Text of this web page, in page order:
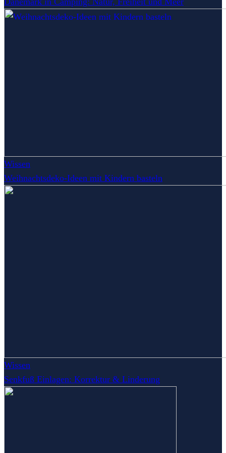
Wissen
Weihnachtsdeko-Ideen mit Kindern basteln
Wissen
Senkfuß Einlagen: Korrektur & Linderung